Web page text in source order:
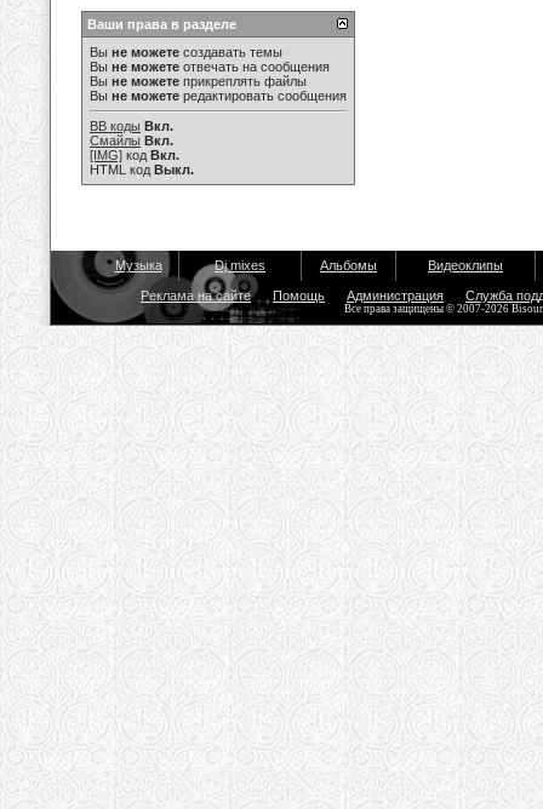
Ваши права в разделе
Вы не можете создавать темы
Вы не можете отвечать на сообщения
Вы не можете прикреплять файлы
Вы не можете редактировать сообщения
BB коды Вкл.
Смайлы Вкл.
[IMG] код Вкл.
HTML код Выкл.
Музыка Dj mixes Альбомы Видеоклипы
Реклама на сайте Помощь Администрация Служба
Все права защищены © 2007-2026